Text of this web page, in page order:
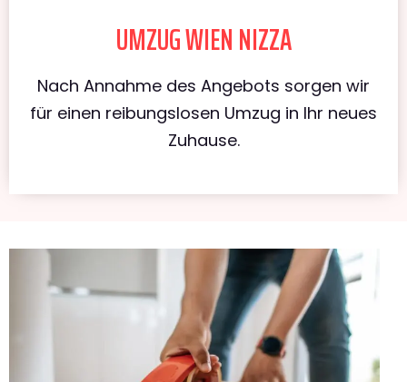
UMZUG WIEN NIZZA
Nach Annahme des Angebots sorgen wir
für einen reibungslosen Umzug in Ihr neues
Zuhause.